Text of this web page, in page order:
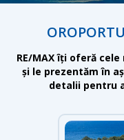
RE/MAX îți oferă
și le prezentăm în
detalii pentru